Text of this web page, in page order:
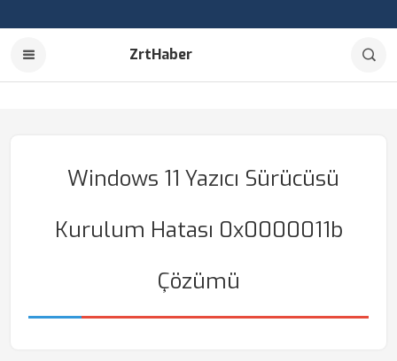
ZrtHaber
Windows 11 Yazıcı Sürücüsü
Kurulum Hatası 0x0000011b
Çözümü